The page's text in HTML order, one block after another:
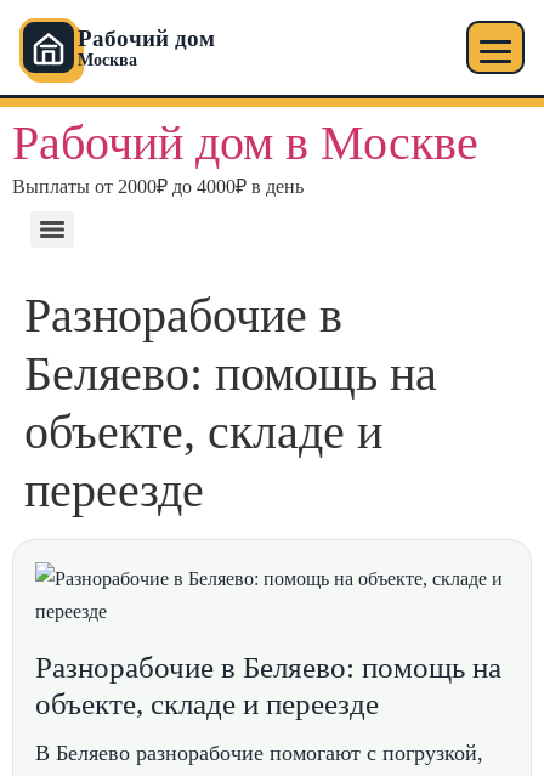
Рабочий дом
Москва
Перейти
содержимому
Рабочий дом в Москве
Выплаты от 2000₽ до 4000₽ в день
Разнорабочие в
Беляево: помощь на
объекте, складе и
переезде
Разнорабочие в Беляево: помощь на
объекте, складе и переезде
В Беляево разнорабочие помогают с погрузкой,